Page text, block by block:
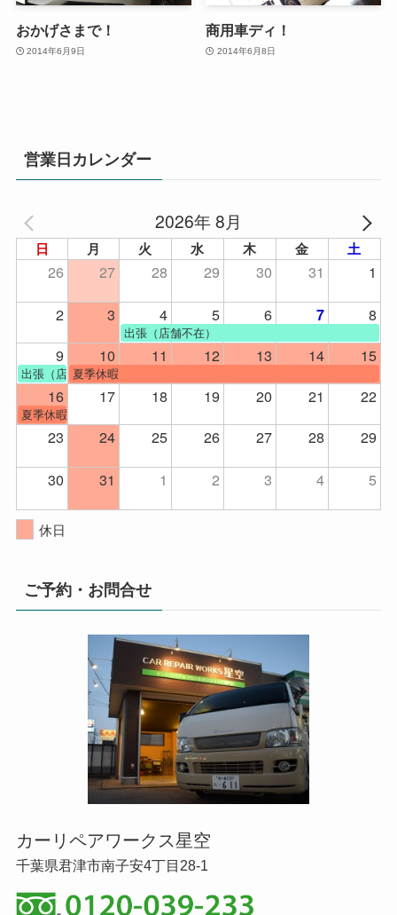
おかげさまで！
2014年6月9日
商用車ディ！
2014年6月8日
営業日カレンダー
2026年 8月
日 月 火 水 木 金 土
26 27 28 29 30 31
1
2
3 4 5 6 7 8
出張（店舗不在）
9 10 11 12 13 14 15
出張（店舗不在）
夏季休暇
16 17 18 19 20 21 22
夏季休暇
23 24 25 26 27 28
29
30
31 1 2 3 4 5
休日
ご予約・お問合せ
カーリペアワークス星空
千葉県君津市南子安4丁目28-1